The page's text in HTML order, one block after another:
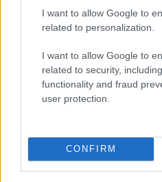
I want to allow Google to
related to personalization.
I want to allow Google to
related to security,
functionality and fraud
user protection.
CONFIRM
Ώρα Ελλάδος...|06.08.2026
Ώρα Ελλάδος 06/08/
Δελτίο...|06.08.2026 14:30
Δελτίο στην
ΑΘΛΗΤΙΚΟ ΔΕΛΤΙΟ|